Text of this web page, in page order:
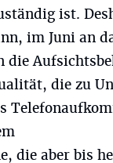
ist.
im Juni an
die
die zu
die aber bis